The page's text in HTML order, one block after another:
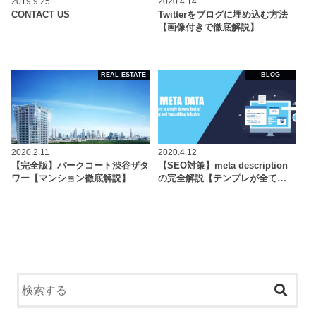
CONTACT US
Twitterをブログに埋め込む方法
【画像付きで徹底解説】
REAL ESTATE
2020.2.11
【完全版】パークコート渋谷ザタ
ワー【マンション徹底解説】
BLOG
2020.4.12
【SEO対策】meta description
の完全解説【テンプレが全て…